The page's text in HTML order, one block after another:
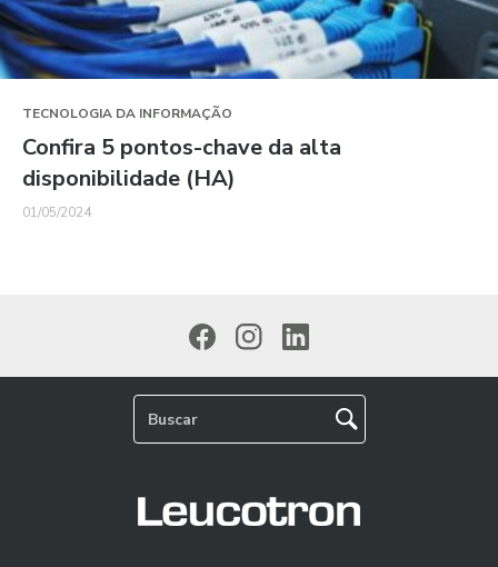
TECNOLOGIA DA INFORMAÇÃO
Confira 5 pontos-chave da alta
disponibilidade (HA)
01/05/2024